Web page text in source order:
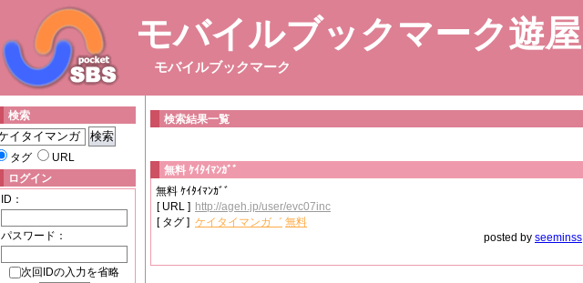
モバイルブックマーク遊屋
モバイルブックマーク
検索
タグ
URL
ログイン
ID：
パスワード：
次回IDの入力を省略
検索結果一覧
無料 ｹｲﾀｲﾏﾝｶﾞﾞ
無料 ｹｲﾀｲﾏﾝｶﾞﾞ
[ URL ] http://ageh.jp/user/evc07inc
[ タグ ] ケイタイマンガ゛ 無料
posted by seeminss